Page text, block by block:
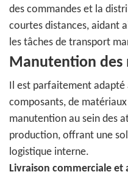
des commandes et la
courtes distances, aidant
les tâches de transport
Manutention des
Il est parfaitement
composants, de
manutention au sein des
production, offrant une
logistique interne.
Livraison commerciale et